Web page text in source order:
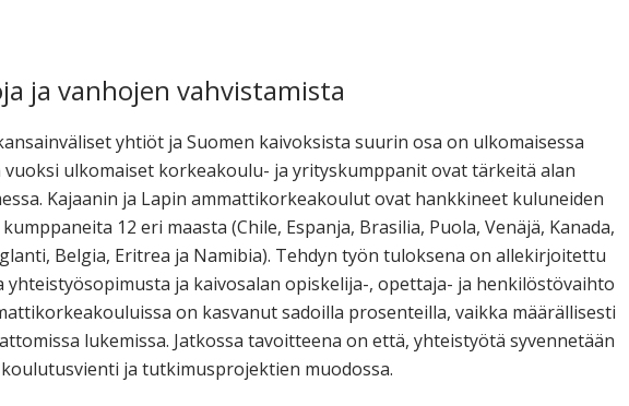
tutkimuksesta
kaikille
kiinnostuneille.
ja vanhojen vahvistamista
yhtiöt ja Suomen kaivoksista suurin osa on ulkomaisessa
vuoksi ulkomaiset korkeakoulu- ja yrityskumppanit ovat tärkeitä alan
Kajaanin ja Lapin ammattikorkeakoulut ovat hankkineet kuluneiden
12 eri maasta (Chile, Espanja, Brasilia, Puola, Venäjä, Kanada,
Belgia, Eritrea ja Namibia). Tehdyn työn tuloksena on allekirjoitettu
yhteistyösopimusta ja kaivosalan opiskelija-, opettaja- ja henkilöstövaihto
on kasvanut sadoilla prosenteilla, vaikka määrällisesti
lukemissa. Jatkossa tavoitteena on että, yhteistyötä syvennetään
ja tutkimusprojektien muodossa.